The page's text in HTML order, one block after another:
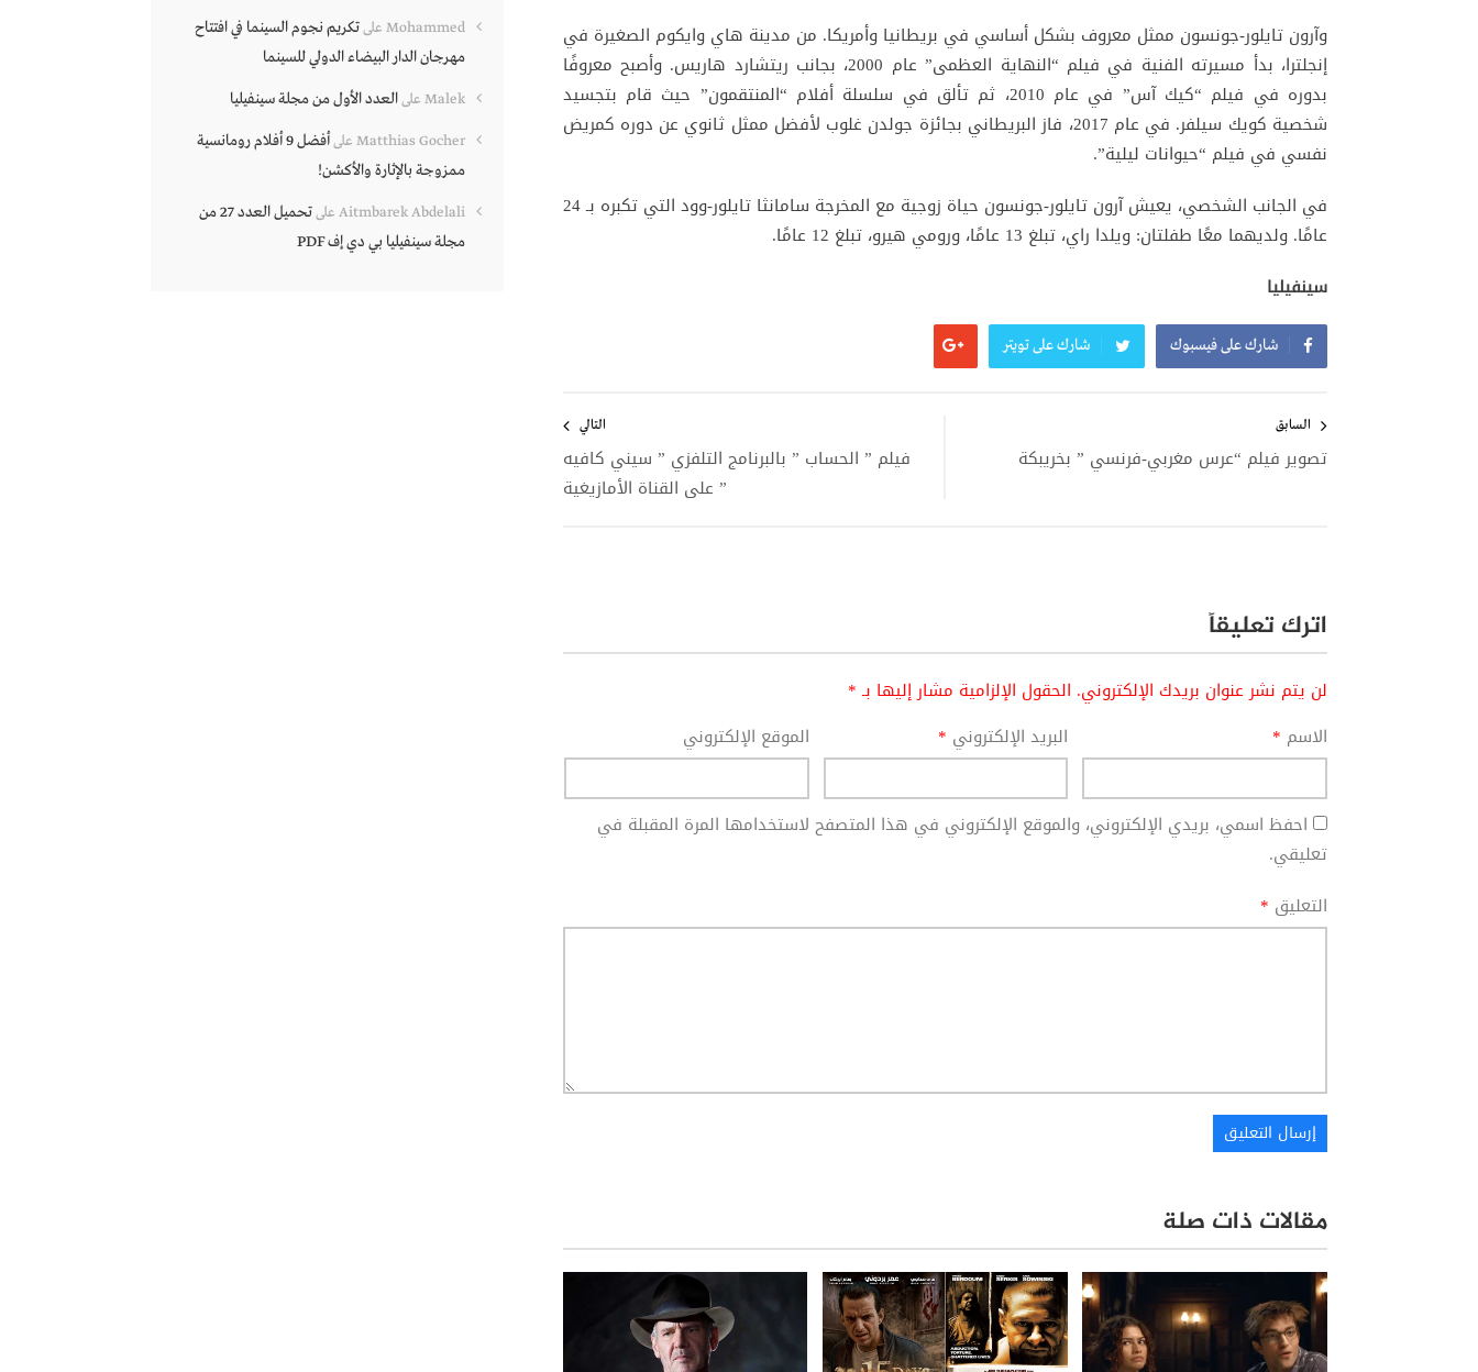
وآرون تايلور-جونسون ممثل معروف بشكل أساسي في بريطانيا وأمريكا. من مدينة هاي وايكوم الصغيرة في
إنجلترا، بدأ مسيرته الفنية في فيلم “النهاية العظمى” عام 2000، بجانب ريتشارد هاريس. وأصبح معروفًا
بدوره في فيلم “كيك آس” في عام 2010، ثم تألق في سلسلة أفلام “المنتقمون” حيث قام بتجسيد
شخصية كويك سيلفر. في عام 2017، فاز البريطاني بجائزة جولدن غلوب لأفضل ممثل ثانوي عن دوره كمريض
نفسي في فيلم “حيوانات ليلية”.
في الجانب الشخصي، يعيش آرون تايلور-جونسون حياة زوجية مع المخرجة سامانثا تايلور-وود التي تكبره بـ 24
عامًا. ولديهما معًا طفلتان: ويلدا راي، تبلغ 13 عامًا، ورومي هيرو، تبلغ 12 عامًا.
سينفيليا
شارك على فيسبوك شارك على تويتر
المقالات
السابق
تصوير فيلم “عرس مغربي-فرنسي ” بخريبكة
التالي
فيلم ” الحساب ” بالبرنامج التلفزي ” سيني كافيه
” على القناة الأمازيغية
اترك تعليقاً
لن يتم نشر عنوان بريدك الإلكتروني. الحقول الإلزامية مشار إليها بـ*
الاسم * البريد الإلكتروني * الموقع الإلكتروني
احفظ اسمي، بريدي الإلكتروني، والموقع الإلكتروني في هذا المتصفح لاستخدامها المرة المقبلة في
تعليقي.
التعليق *
مقالات ذات صلة
Mohammed علىتكريم نجوم السينما في افتتاح
مهرجان الدار البيضاء الدولي للسينما
Malek علىالعدد الأول من مجلة سينفيليا
Matthias Gocher على
أفضل 9 أفلام رومانسية
ممزوجة بالإثارة والأكشن!
Aitmbarek Abdelali على
تحميل العدد 27 من
مجلة سينفيليا بي دي إف PDF